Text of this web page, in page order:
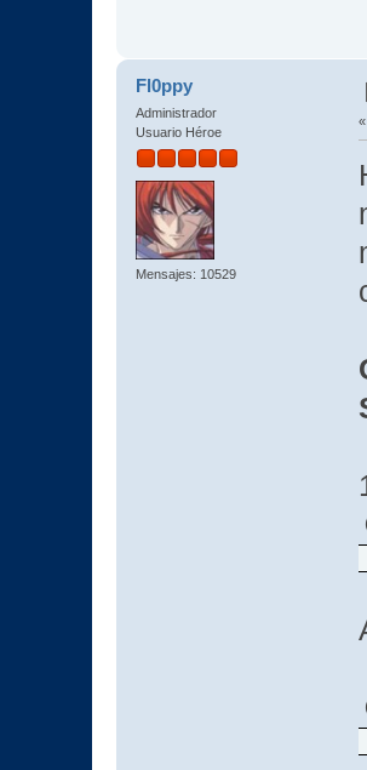
Fl0ppy
Administrador
Usuario Héroe
Mensajes: 10529
«